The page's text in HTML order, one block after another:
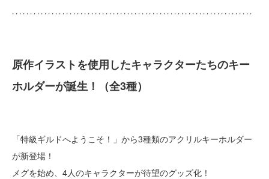
原作イラストを使用したキャラクターたちのキー
ホルダーが誕生！（全3種）
「特級ギルドへようこそ！」から3種類のアクリルキーホルダー
が新登場！
メグを始め、4人のキャラクターが待望のグッズ化！